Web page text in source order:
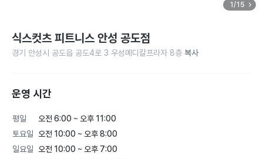
1/15
식스컷츠 피트니스 안성 공도점
경기 안성시 공도읍 공도4로 3 우성메디칼프라자 8층 복사
운영 시간
평일
오전 6:00 ~ 오후 11:00
토요일
오전 10:00 ~ 오후 8:00
일요일
오전 10:00 ~ 오후 7:00